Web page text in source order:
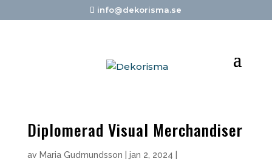
info@dekorisma.se
Diplomerad Visual Merchandiser
av Maria Gudmundsson jan 2, 2024